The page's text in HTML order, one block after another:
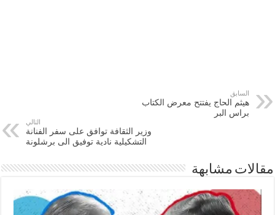
السابق
هيثم الحاج يفتتح معرض الكتاب
براس البر
التالي
وزير الثقافة توافق على سفر الفنانة
التشكيلية نادية توفيق الى برشلونة
مقالات مشابهة